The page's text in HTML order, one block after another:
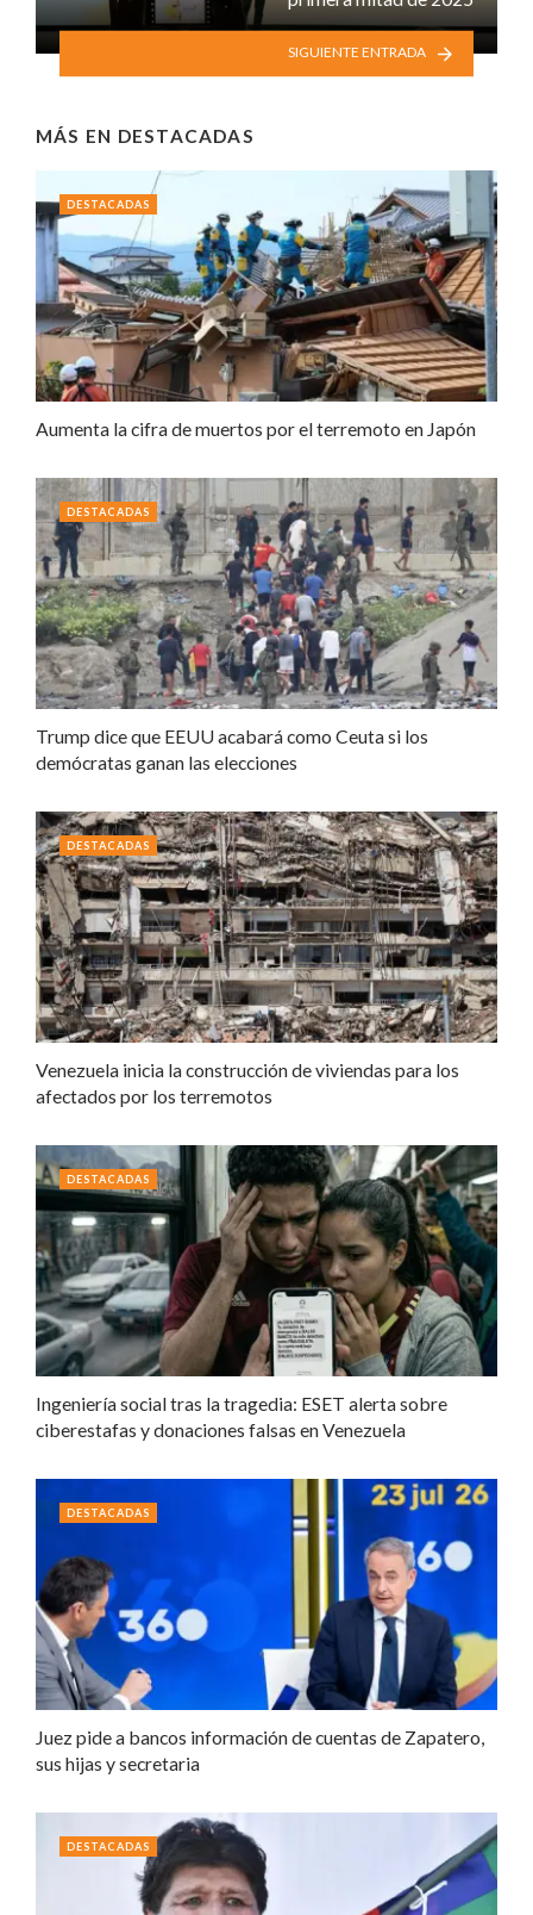
SIGUIENTE ENTRADA
MÁS EN DESTACADAS
Aumenta la cifra de muertos por el terremoto en Japón
DESTACADAS
Trump dice que EEUU acabará como Ceuta si los
demócratas ganan las elecciones
DESTACADAS
Venezuela inicia la construcción de viviendas para los
afectados por los terremotos
DESTACADAS
Ingeniería social tras la tragedia: ESET alerta sobre
ciberestafas y donaciones falsas en Venezuela
DESTACADAS
Juez pide a bancos información de cuentas de Zapatero,
sus hijas y secretaria
DESTACADAS
DESTACADAS